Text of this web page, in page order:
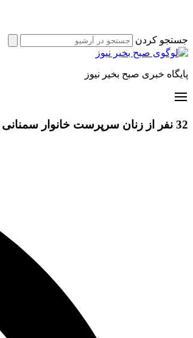
جستجو کردن
پایگاه خبری صبح بخیر نیوز
32 نفر از زنان سرپرست خانوار سمنانی صاحب شغل شدند